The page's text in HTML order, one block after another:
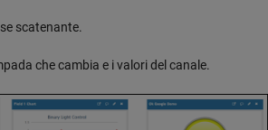
scatenante.
che cambia e i valori del canale.